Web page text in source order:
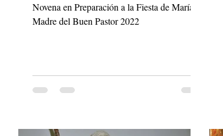
Novena en Preparación a la Fiesta de María
Madre del Buen Pastor 2022